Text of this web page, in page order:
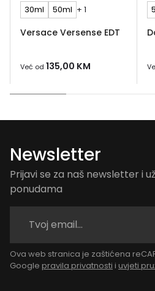
30ml 50ml + 1
Versace Versense EDT
Već od 135,00 KM
Newsletter
Prijavi se za naš newsletter i
ponudama
Ova web stranica je zaštićena
Google pravila privatnosti i uvjeti